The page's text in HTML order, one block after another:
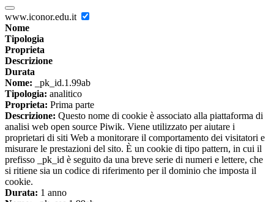
www.iconor.edu.it
Nome
Tipologia
Proprieta
Descrizione
Durata
Nome: _pk_id.1.99ab
Tipologia: analitico
Proprieta: Prima parte
Descrizione: Questo nome di cookie è associato alla piattaforma di
analisi web open source Piwik. Viene utilizzato per aiutare i
proprietari di siti Web a monitorare il comportamento dei visitatori e
misurare le prestazioni del sito. È un cookie di tipo pattern, in cui il
prefisso _pk_id è seguito da una breve serie di numeri e lettere, che
si ritiene sia un codice di riferimento per il dominio che imposta il
cookie.
Durata: 1 anno